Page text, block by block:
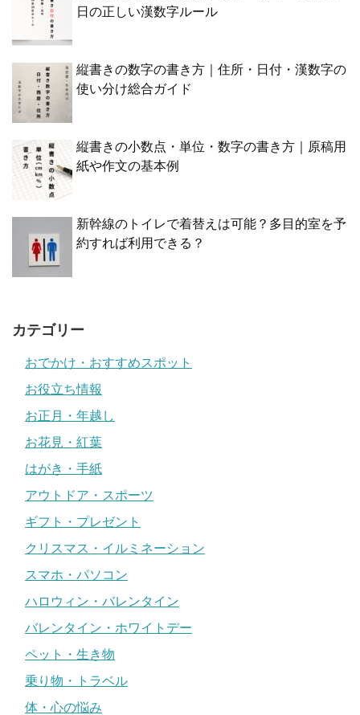
日の正しい漢数字ルール
縦書きの数字の書き方｜住所・日付・漢数字の
使い分け総合ガイド
縦書きの小数点・単位・数字の書き方｜原稿用
紙や作文の基本例
新幹線のトイレで着替えは可能？多目的室を予
約すれば利用できる？
カテゴリー
おでかけ・おすすめスポット
お役立ち情報
お正月・年越し
お花見・紅葉
はがき・手紙
アウトドア・スポーツ
ギフト・プレゼント
クリスマス・イルミネーション
スマホ・パソコン
ハロウィン・バレンタイン
バレンタイン・ホワイトデー
ペット・生き物
乗り物・トラベル
体・心の悩み